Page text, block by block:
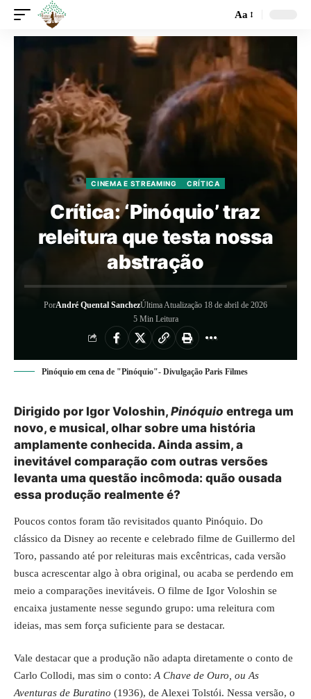
Aa
CINEMA E STREAMING CRÍTICA
Crítica: ‘Pinóquio’ traz
releitura que testa nossa
abstração
PorAndré Quental SanchezÚltima Atualização 18 de abril de 2026
5 Min Leitura
Pinóquio em cena de "Pinóquio"- Divulgação Paris Filmes
Dirigido por Igor Voloshin, Pinóquio entrega um
novo, e musical, olhar sobre uma história
amplamente conhecida. Ainda assim, a
inevitável comparação com outras versões
levanta uma questão incômoda: quão ousada
essa produção realmente é?
Poucos contos foram tão revisitados quanto Pinóquio. Do
clássico da Disney ao recente e celebrado filme de Guillermo del
Toro, passando até por releituras mais excêntricas, cada versão
busca acrescentar algo à obra original, ou acaba se perdendo em
meio a comparações inevitáveis. O filme de Igor Voloshin se
encaixa justamente nesse segundo grupo: uma releitura com
ideias, mas sem força suficiente para se destacar.
Vale destacar que a produção não adapta diretamente o conto de
Carlo Collodi, mas sim o conto: A Chave de Ouro, ou As
Aventuras de Buratino (1936), de Alexei Tolstói. Nessa versão, o